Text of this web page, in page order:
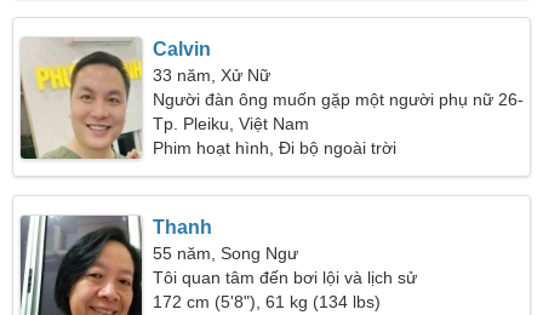
Calvin
33 năm, Xử Nữ
Người đàn ông muốn gặp một người phụ nữ 26-
31
Tp. Pleiku, Việt Nam
Phim hoạt hình, Đi bộ ngoài trời
Thanh
55 năm, Song Ngư
Tôi quan tâm đến bơi lội và lịch sử
172 cm (5'8"), 61 kg (134 lbs)